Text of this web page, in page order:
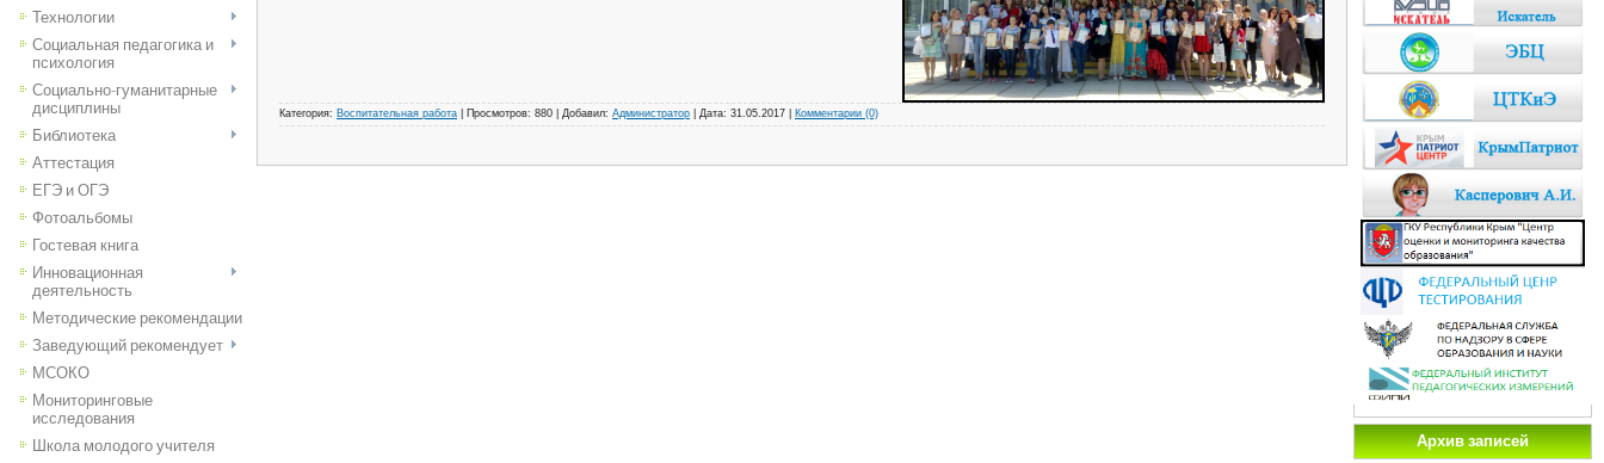
Технологии
Социальная педагогика и
психология
Социально-гуманитарные
дисциплины
Библиотека
Аттестация
ЕГЭ и ОГЭ
Фотоальбомы
Гостевая книга
Инновационная
деятельность
Методические рекомендации
Заведующий рекомендует
МСОКО
Мониторинговые
исследования
Школа молодого учителя
Категория: Воспитательная работа Просмотров: 880 Добавил: Администратор Дата: 31.05.2017 Комментарии (0)
Архив записей